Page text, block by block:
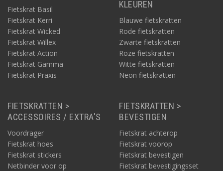
Fietskrat Basil
Fietskrat Kerri
Fietskrat Wicked
Fietskrat Willex
Fietskrat Action
Fietskrat Gamma
Fietskrat Praxis
KLEUREN
Blauwe fietskratten
Rode fietskratten
Zwarte fietskratten
Roze fietskratten
Witte fietskratten
Neon fietskratten
FIETSKRATTEN >
ACCESSOIRES / EXTRA'S
Voordrager
Fietskrat hoes
Fietskrat stickers
Netbinder voor op
FIETSKRATTEN >
BEVESTIGEN
Fietskrat achterop
Fietskrat voorop
Fietskrat bevestigen
Fietskrat bevestigingsset